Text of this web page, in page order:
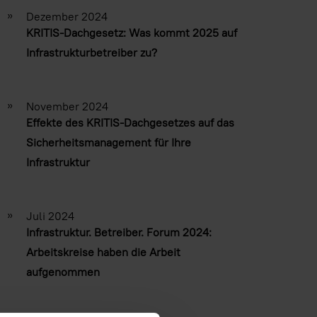
»
Dezember 2024
KRITIS-Dachgesetz: Was kommt 2025 auf
Infrastrukturbetreiber zu?
»
November 2024
Effekte des KRITIS-Dachgesetzes auf das
Sicherheitsmanagement für Ihre
Infrastruktur
»
Juli 2024
Infrastruktur. Betreiber. Forum 2024:
Arbeitskreise haben die Arbeit
aufgenommen